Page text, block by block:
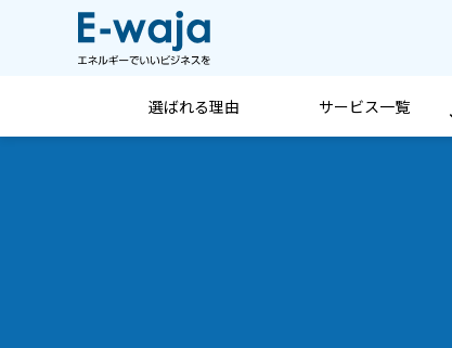
選ばれる理由 サービス一覧